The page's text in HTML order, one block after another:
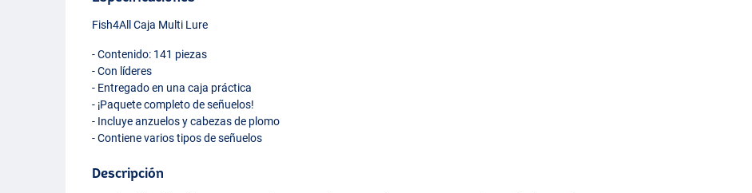
Fish4All Caja Multi Lure
- Contenido: 141 piezas
- Con líderes
- Entregado en una caja práctica
- ¡Paquete completo de señuelos!
- Incluye anzuelos y cabezas de plomo
- Contiene varios tipos de señuelos
Descripción